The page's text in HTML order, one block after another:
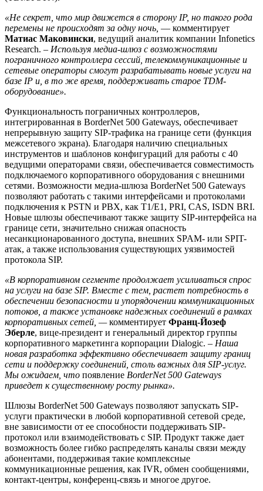
«Не секрет, что мир движется в сторону IP, но такого рода
перемены не происходят за одну ночь, — комментирует
Матиас Маковински, ведущий аналитик компании Infonetics
Research. – Используя медиа-шлюз с возможностями
пограничного контроллера сессий, телекоммуникационные и
сетевые операторы смогут разрабатывать новые услуги на
базе IP и, в то же время, поддерживать старое TDM-
оборудование».
Функциональность пограничных контроллеров,
интегрированная в BorderNet 500 Gateways, обеспечивает
непрерывную защиту SIP-трафика на границе сети (функция
межсетевого экрана). Благодаря наличию специальных
инструментов и шаблонов конфигураций для работы с 40
ведущими операторами связи, обеспечивается совместимость
подключаемого корпоративного оборудования с внешними
сетями. Возможности медиа-шлюза BorderNet 500 Gateways
позволяют работать с такими интерфейсами и протоколами
подключения к PSTN и PBX, как T1/E1, PRI, CAS, ISDN BRI.
Новые шлюзы обеспечивают также защиту SIP-интерфейса на
границе сети, значительно снижая опасность
несанкционарованного доступа, внешних SPAM- или SPIT-
атак, а также использования существующих уязвимостей
протокола SIP.
«В корпоративном сегменте продолжает усиливаться спрос
на услуги на базе SIP. Вместе с тем, растет потребность в
обеспечении безопасности и упорядочении коммуникационных
потоков, а также установке надежных соединений в рамках
корпоративных сетей, —комментирует Франц-Йозеф
Эберле, вице-президент и генеральный директор группы
корпоративного маркетинга корпорации Dialogic. – Наша
новая разработка эффективно обеспечивает защиту границ
сети и поддержку соединений, столь важных для SIP-услуг.
Мы ожидаем, что появление BorderNet 500 Gateways
приведет к существенному росту рынка».
Шлюзы BorderNet 500 Gateways позволяют запускать SIP-
услуги практически в любой корпоративной сетевой среде,
вне зависимости от ее способности поддерживать SIP-
протокол или взаимодействовать с SIP. Продукт также дает
возможность более гибко распределять каналы связи между
абонентами, поддерживая такие комплексные
коммуникационные решения, как IVR, обмен сообщениями,
контакт-центры, конференц-связь и многое другое.